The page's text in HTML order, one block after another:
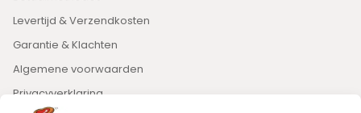
Levertijd & Verzendkosten
Garantie & Klachten
Algemene voorwaarden
Privacyverklaring